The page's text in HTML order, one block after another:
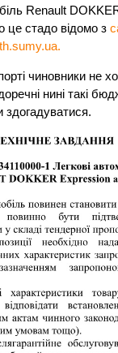
Renault
це стадо відомо з
чиновники не
нині такі
здогадуватися.